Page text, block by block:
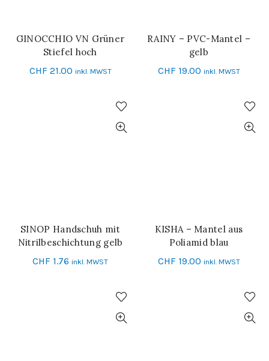
SCHNELL-EINKAUF
GINOCCHIO VN Grüner
Stiefel hoch
CHF 21.00 inkl. MWST
IN DEN WARENKORB
RAINY – PVC-Mantel –
gelb
CHF 19.00 inkl. MWST
IN DEN WARENKORB
SINOP Handschuh mit
Nitrilbeschichtung gelb
Grösse 10
CHF 1.76 inkl. MWST
IN DEN WARENKORB
KISHA – Mantel aus
Poliamid blau
CHF 19.00 inkl. MWST